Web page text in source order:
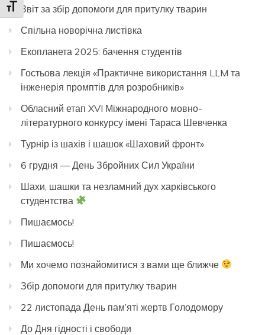
Toggle Font size
Звіт за збір допомоги для притулку тварин
Спільна новорічна листівка
Екопланета 2025: бачення студентів
Гостьова лекція «Практичне використання LLM та
інженерія промптів для розробників»
Обласний етап XVI Міжнародного мовно-
літературного конкурсу імені Тараса Шевченка
Турнір із шахів і шашок «Шаховий фронт»
6 грудня — День Збройних Сил України
Шахи, шашки та незламний дух харківського
студентства
Пишаємось!
Пишаємось!
Ми хочемо познайомитися з вами ще ближче
Збір допомоги для притулку тварин
22 листопада День пам’яті жертв Голодомору
До Дня гідності і свободи